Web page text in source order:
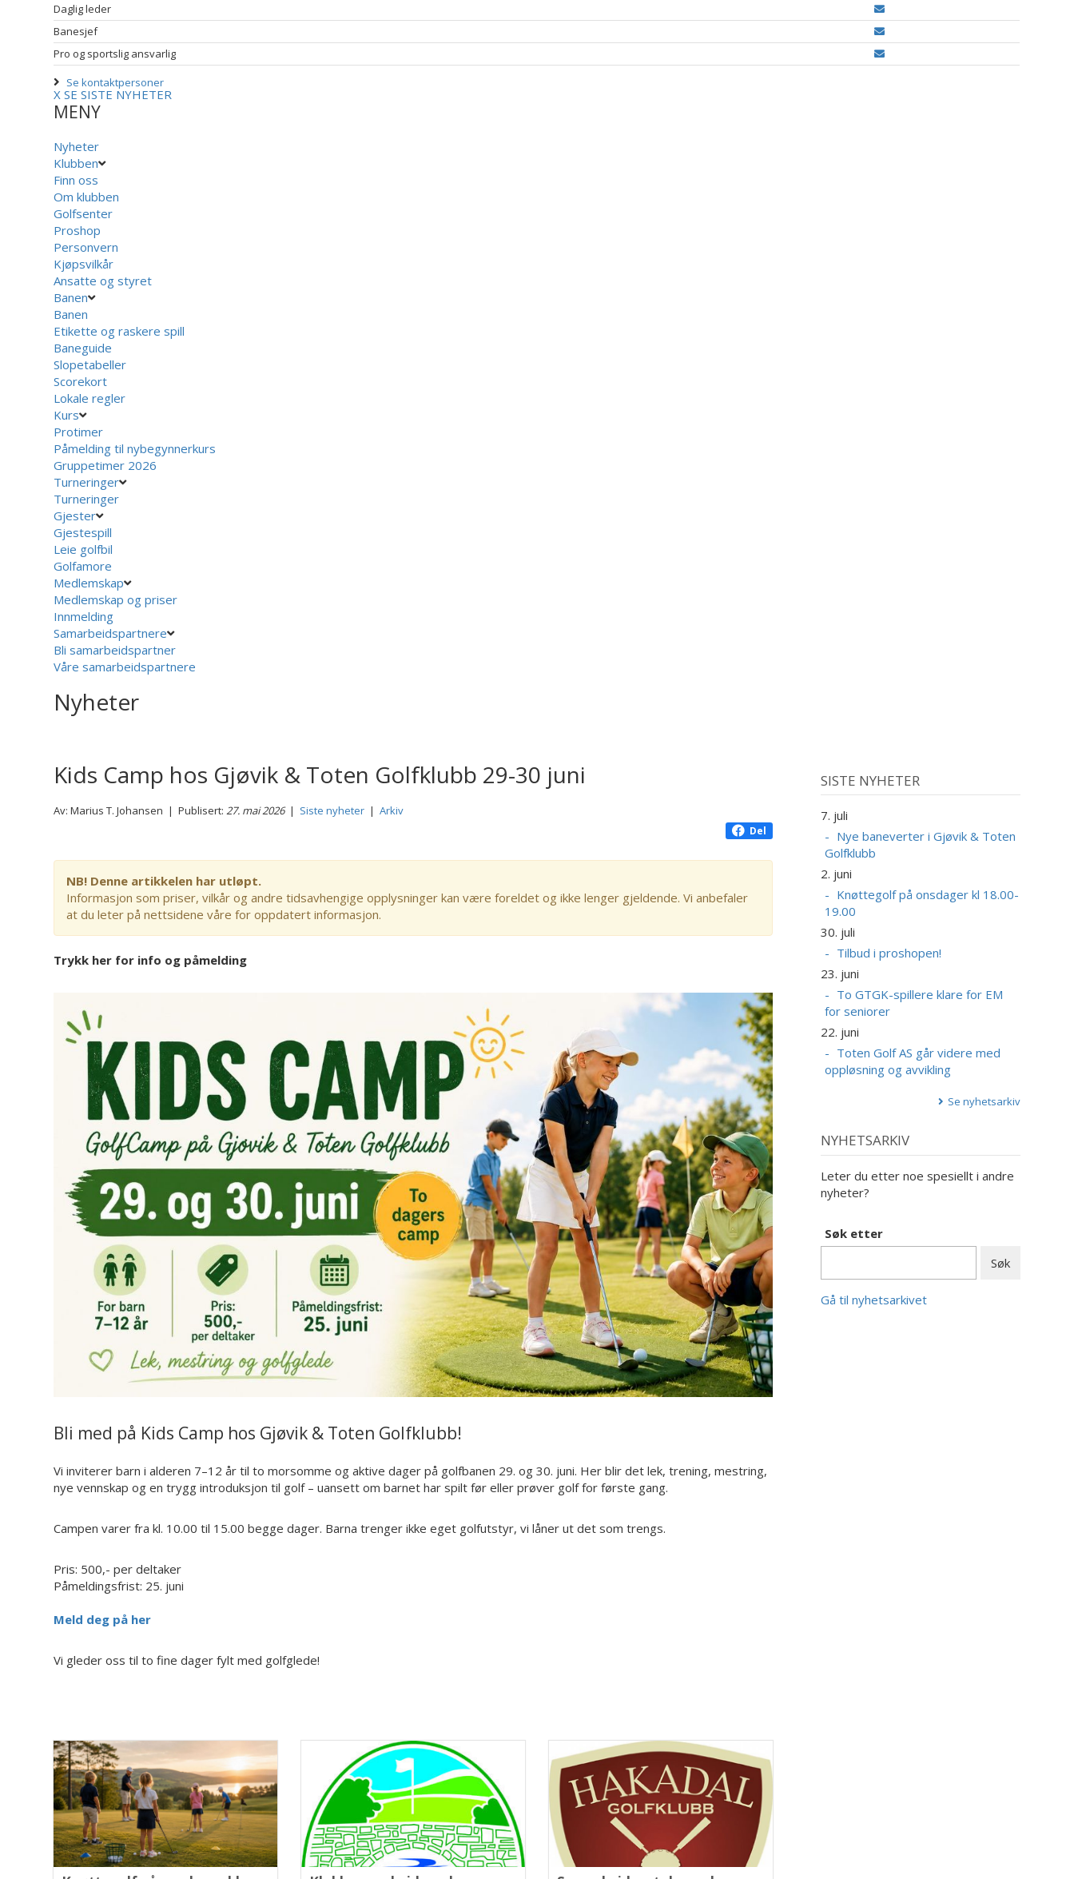
Daglig leder
Banesjef
Pro og sportslig ansvarlig
Se kontaktpersoner
X SE SISTE NYHETER
MENY
Nyheter
Klubben
Finn oss
Om klubben
Golfsenter
Proshop
Personvern
Kjøpsvilkår
Ansatte og styret
Banen
Banen
Etikette og raskere spill
Baneguide
Slopetabeller
Scorekort
Lokale regler
Kurs
Protimer
Påmelding til nybegynnerkurs
Gruppetimer 2026
Turneringer
Turneringer
Gjester
Gjestespill
Leie golfbil
Golfamore
Medlemskap
Medlemskap og priser
Innmelding
Samarbeidspartnere
Bli samarbeidspartner
Våre samarbeidspartnere
Nyheter
Kids Camp hos Gjøvik & Toten Golfklubb 29-30 juni
Av: Marius T. Johansen | Publisert:27. mai 2026| Siste nyheter |Arkiv
Del
NB! Denne artikkelen har utløpt.
Informasjon som priser, vilkår og andre tidsavhengige opplysninger kan være foreldet og ikke lenger gjeldende. Vi anbefaler
at du leter på nettsidene våre for oppdatert informasjon.
Trykk her for info og påmelding
Bli med på Kids Camp hos Gjøvik & Toten Golfklubb!
Vi inviterer barn i alderen 7–12 år til to morsomme og aktive dager på golfbanen 29. og 30. juni. Her blir det lek, trening, mestring,
nye vennskap og en trygg introduksjon til golf – uansett om barnet har spilt før eller prøver golf for første gang.
Campen varer fra kl. 10.00 til 15.00 begge dager. Barna trenger ikke eget golfutstyr, vi låner ut det som trengs.
Pris: 500,- per deltaker
Påmeldingsfrist: 25. juni
Meld deg på her
Vi gleder oss til to fine dager fylt med golfglede!
SISTE NYHETER
7. juli
Nye baneverter i Gjøvik & Toten
Golfklubb
2. juni
Knøttegolf på onsdager kl 18.00-
19.00
30. juli
Tilbud i proshopen!
23. juni
To GTGK-spillere klare for EM
for seniorer
22. juni
Toten Golf AS går videre med
oppløsning og avvikling
Se nyhetsarkiv
NYHETSARKIV
Leter du etter noe spesiellt i andre
nyheter?
Søk etter
Gå til nyhetsarkivet